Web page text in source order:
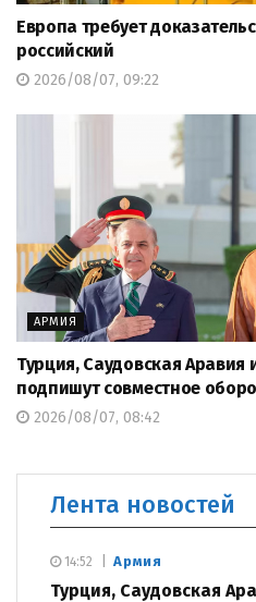
Европа требует
российский
2026/08/07, 09:22
АРМИЯ
Турция, Саудовская Аравия
подпишут совместное
2026/08/07, 08:42
Лента новостей
Армия
Турция, Саудовская
14:52